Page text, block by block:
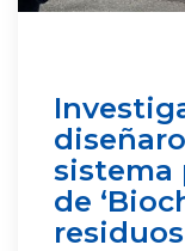
sistema
de